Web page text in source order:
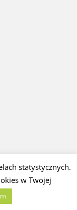
statystycznych.
w Twojej